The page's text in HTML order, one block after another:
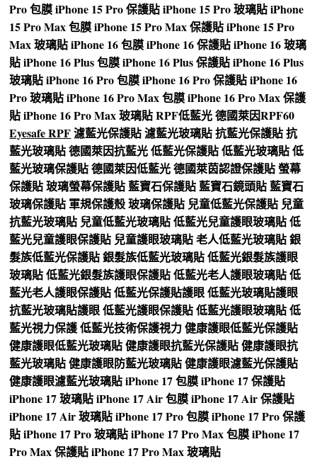
Pro 包膜iPhone 15 Pro 保護貼iPhone 15 Pro 玻璃貼iPhone
15 Pro Max 包膜iPhone 15 Pro Max 保護貼iPhone 15 Pro
Max 玻璃貼iPhone 16 包膜iPhone 16 保護貼iPhone 16 玻璃
貼iPhone 16 Plus 包膜iPhone 16 Plus 保護貼iPhone 16 Plus
玻璃貼iPhone 16 Pro 包膜iPhone 16 Pro 保護貼iPhone 16
Pro 玻璃貼iPhone 16 Pro Max 包膜iPhone 16 Pro Max 保護
貼iPhone 16 Pro Max 玻璃貼RPF低藍光德國萊因RPF60
Eyesafe RPF濾藍光保護貼濾藍光玻璃貼抗藍光保護貼抗
藍光玻璃貼德國萊因抗藍光低藍光保護貼低藍光玻璃貼低
藍光玻璃保護貼德國萊因低藍光德國萊茵認證保護貼螢幕
保護貼玻璃螢幕保護貼藍寶石保護貼藍寶石鏡頭貼藍寶石
玻璃保護貼 軍規保護殼玻璃保護貼 兒童低藍光保護貼 兒童
抗藍光玻璃貼 兒童低藍光玻璃貼低藍光兒童護眼玻璃貼低
藍光兒童護眼保護貼 兒童護眼玻璃貼老人低藍光玻璃貼銀
髮族低藍光保護貼銀髮族低藍光玻璃貼低藍光銀髮族護眼
玻璃貼低藍光銀髮族護眼保護貼低藍光老人護眼玻璃貼低
藍光老人護眼保護貼低藍光保護貼護眼低藍光玻璃貼護眼
抗藍光玻璃貼護眼低藍光護眼保護貼低藍光護眼玻璃貼低
藍光視力保護低藍光技術保護視力健康護眼低藍光保護貼
健康護眼低藍光玻璃貼健康護眼抗藍光保護貼健康護眼抗
藍光玻璃貼健康護眼防藍光玻璃貼健康護眼濾藍光保護貼
健康護眼濾藍光玻璃貼iPhone 17 包膜iPhone 17 保護貼
iPhone 17 玻璃貼iPhone 17 Air 包膜iPhone 17 Air 保護貼
iPhone 17 Air 玻璃貼iPhone 17 Pro 包膜iPhone 17 Pro 保護
貼iPhone 17 Pro 玻璃貼iPhone 17 Pro Max 包膜iPhone 17
Pro Max 保護貼iPhone 17 Pro Max 玻璃貼